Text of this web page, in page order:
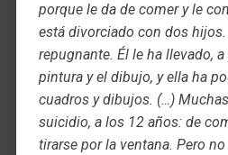
porque le da de comer y le
está divorciado con dos
repugnante. Él le ha llevado,
pintura y el dibujo, y ella ha
cuadros y dibujos. (…)
suicidio, a los 12 años: de
tirarse por la ventana. Pero